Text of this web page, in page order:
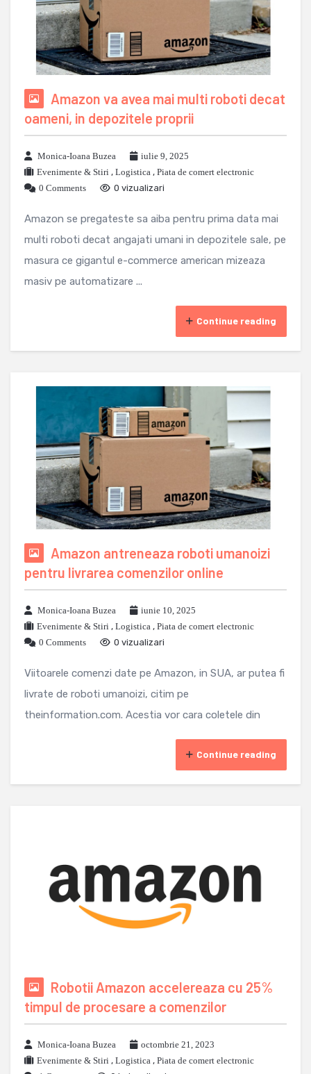
Amazon va avea mai multi roboti decat
oameni, in depozitele proprii
Monica-Ioana Buzea
iulie 9, 2025
Evenimente & Stiri , Logistica , Piata de comert electronic
0 Comments
0 vizualizari
Amazon se pregateste sa aiba pentru prima data mai
multi roboti decat angajati umani in depozitele sale, pe
masura ce gigantul e-commerce american mizeaza
masiv pe automatizare ...
Continue reading
Amazon antreneaza roboti umanoizi
pentru livrarea comenzilor online
Monica-Ioana Buzea
iunie 10, 2025
Evenimente & Stiri , Logistica , Piata de comert electronic
0 Comments
0 vizualizari
Viitoarele comenzi date pe Amazon, in SUA, ar putea fi
livrate de roboti umanoizi, citim pe
theinformation.com. Acestia vor cara coletele din
Continue reading
Robotii Amazon accelereaza cu 25%
timpul de procesare a comenzilor
Monica-Ioana Buzea
octombrie 21, 2023
Evenimente & Stiri , Logistica , Piata de comert electronic